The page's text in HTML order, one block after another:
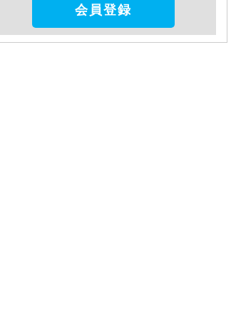
会員登録